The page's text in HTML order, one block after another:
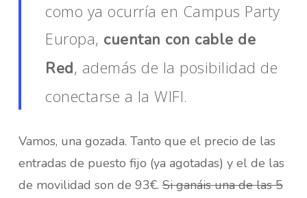
como ya ocurría en Campus Party
Europa, cuentan con cable de
Red, además de la posibilidad de
conectarse a la WIFI.
Vamos, una gozada. Tanto que el precio de las
entradas de puesto fijo (ya agotadas) y el de las
de movilidad son de 93€. Si ganáis una de las 5